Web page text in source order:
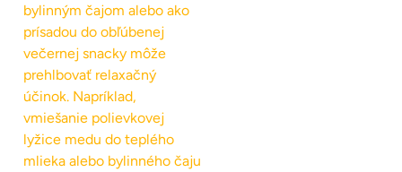
bylinným čajom alebo ako
prísadou do obľúbenej
večernej snacky môže
prehlbovať relaxačný
účinok. Napríklad,
vmiešanie polievkovej
lyžice medu do teplého
mlieka alebo bylinného čaju